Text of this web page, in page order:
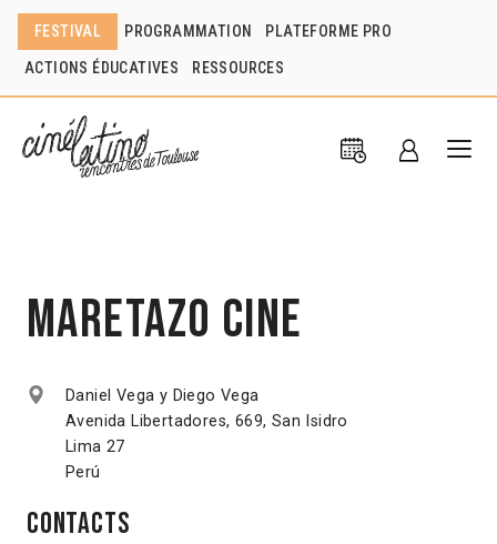
FESTIVAL PROGRAMMATION PLATEFORME PRO
ACTIONS ÉDUCATIVES RESSOURCES
Maretazo Cine
Daniel Vega y Diego Vega
Avenida Libertadores, 669, San Isidro
Lima 27
Perú
Contacts